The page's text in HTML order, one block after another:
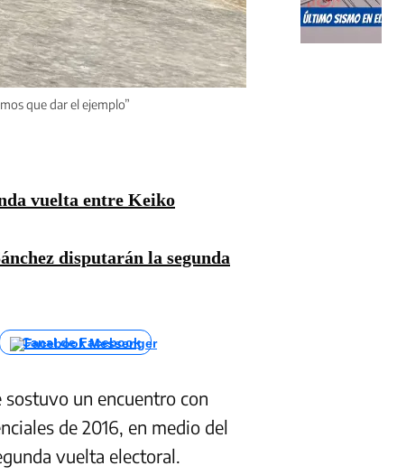
que dar el ejemplo”
vuelta entre Keiko
disputarán la segunda
Canal de Facebook
sostuvo un encuentro con
de 2016, en medio del
vuelta electoral.